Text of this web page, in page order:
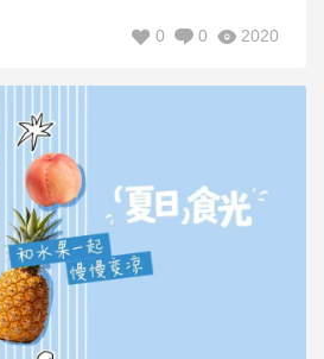
2020
0
0